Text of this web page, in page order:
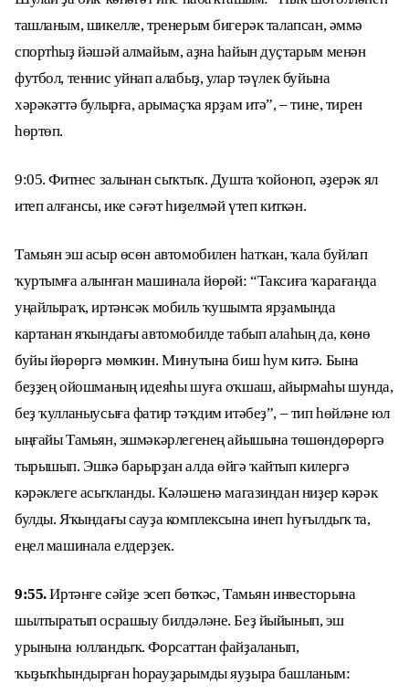
ташланым, шикелле, тренерым бигерәк талапсан, әммә
спортһыҙ йәшәй алмайым, аҙна һайын дуҫтарым менән
футбол, теннис уйнап алабыҙ, улар тәүлек буйына
хәрәкәттә булырға, арымаҫҡа ярҙам итә”, – тине, тирен
һөртөп.
9:05. Фитнес залынан сыҡтыҡ. Душта ҡойоноп, әҙерәк ял
итеп алғансы, ике сәғәт һиҙелмәй үтеп киткән.
Тамьян эш асыр өсөн автомобилен һатҡан, ҡала буйлап
ҡуртымға алынған машинала йөрөй: “Таксиға ҡарағанда
уңайлыраҡ, иртәнсәк мобиль ҡушымта ярҙамында
картанан яҡындағы автомобилде табып алаһың да, көнө
буйы йөрөргә мөмкин. Минутына биш һум китә. Бына
беҙҙең ойошманың идеяһы шуға оҡшаш, айырмаһы шунда,
беҙ ҡулланыусыға фатир тәҡдим итәбеҙ”, – тип һөйләне юл
ыңғайы Тамьян, эшмәкәрлегенең айышына төшөндөрөргә
тырышып. Эшкә барырҙан алда өйгә ҡайтып килергә
кәрәклеге асыҡланды. Кәләшенә магазиндан ниҙер кәрәк
булды. Яҡындағы сауҙа комплексына инеп һуғылдыҡ та,
еңел машинала елдерҙек.
9:55.Иртәнге сәйҙе эсеп бөткәс, Тамьян инвесторына
шылтыратып осрашыу билдәләне. Беҙ йыйынып, эш
урынына юлландыҡ. Форсаттан файҙаланып,
ҡыҙыҡһындырған һорауҙарымды яуҙыра башланым: